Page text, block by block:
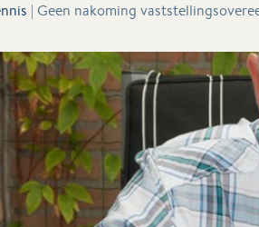
| Geen nakoming